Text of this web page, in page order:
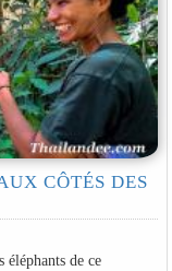
CÔTÉS DES
éléphants de ce